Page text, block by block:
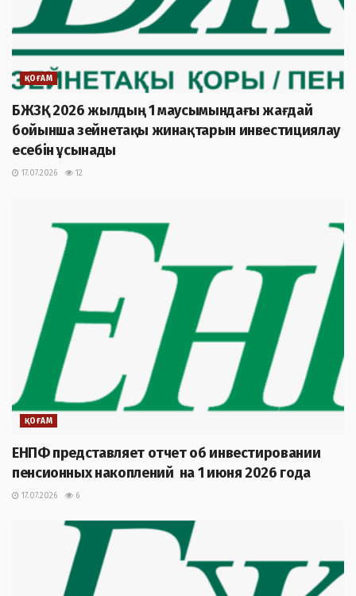
ҚОҒАМ
БЖЗҚ 2026 жылдың 1 маусымындағы жағдай
бойынша зейнетақы жинақтарын инвестициялау
есебін ұсынады
17.07.2026 12
ҚОҒАМ
ЕНПФ представляет отчет об инвестировании
пенсионных накоплений на 1 июня 2026 года
17.07.2026 6